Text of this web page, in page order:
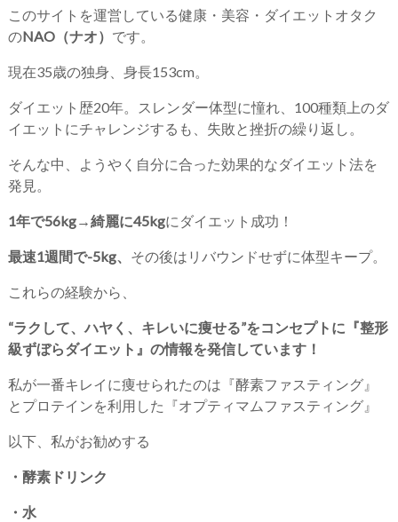
このサイトを運営している健康・美容・ダイエットオタク
のNAO（ナオ） です。
現在35歳の独身、身長153cm。
ダイエット歴20年。スレンダー体型に憧れ、100種類上のダ
イエットにチャレンジするも、失敗と挫折の繰り返し。
そんな中、ようやく自分に合った効果的なダイエット法を
発見。
1年で56kg→綺麗に45kgにダイエット成功！
最速1週間で-5kg、 その後はリバウンドせずに体型キープ。
これらの経験から、
“ラクして、ハヤく、キレいに痩せる”をコンセプトに『整形
級ずぼらダイエット』の情報を発信しています！
私が一番キレイに痩せられたのは『酵素ファスティング』
とプロテインを利用した『オプティマムファスティング』
以下、私がお勧めする
・酵素ドリンク
・水